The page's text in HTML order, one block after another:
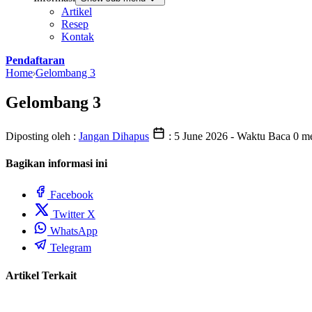
Artikel
Resep
Kontak
Pendaftaran
Home Gelombang 3
Gelombang 3
Diposting oleh : Jangan Dihapus : 5 June 2026 - Waktu Baca 0
Bagikan informasi ini
Facebook
Twitter X
WhatsApp
Telegram
Artikel Terkait